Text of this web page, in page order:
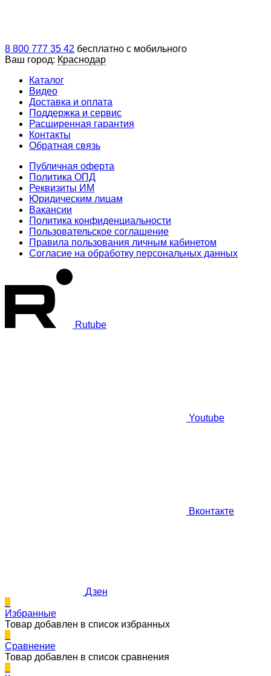
8 800 777 35 42 бесплатно с мобильного
Ваш город: Краснодар
Каталог
Видео
Доставка и оплата
Поддержка и сервис
Расширенная гарантия
Контакты
Обратная связь
Публичная оферта
Политика ОПД
Реквизиты ИМ
Юридическим лицам
Вакансии
Политика конфиденциальности
Пользовательское соглашение
Правила пользования личным кабинетом
Согласие на обработку персональных данных
Rutube
Youtube
Вконтакте
Дзен
Избранные
Товар добавлен в список избранных
Сравнение
Товар добавлен в список сравнения